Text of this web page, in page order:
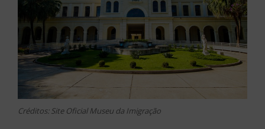
Créditos: Site Oficial Museu da Imigração